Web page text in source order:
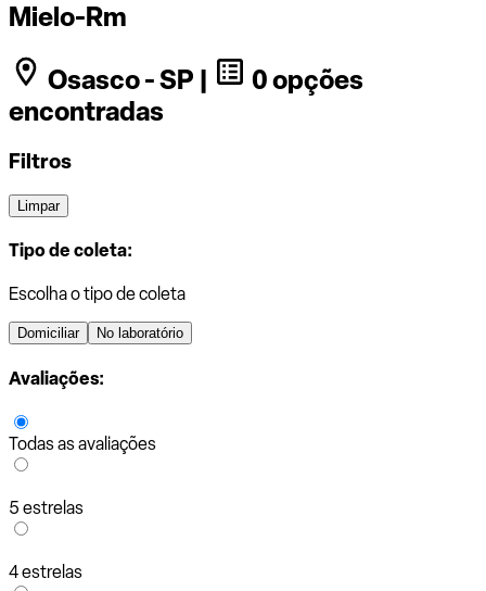
Mielo-Rm
Osasco - SP |
0 opções
encontradas
Filtros
Limpar
Tipo de coleta:
Escolha o tipo de coleta
Domiciliar No laboratório
Avaliações:
Todas as avaliações
5 estrelas
4 estrelas